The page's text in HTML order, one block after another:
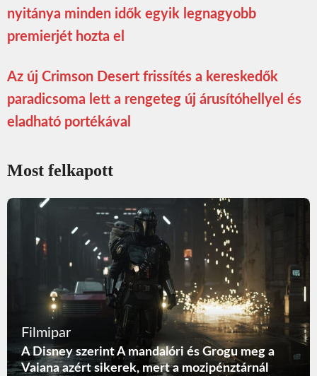
nyitánya minden idők egyik legnagyobb
premierjét hozta el
Az új Crimson Desert frissítés a kereskedők
paradicsoma lett a rengeteg új árusítóhellyel és
eladható portékával
Most felkapott
Filmipar
A Disney szerint A mandalóri és Grogu meg a
Vaiana azért sikerek, mert a mozipénztárnál